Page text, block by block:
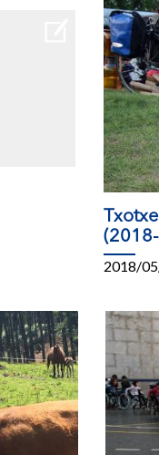
2018/